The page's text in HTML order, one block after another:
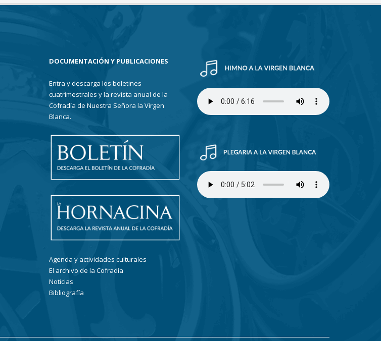
DOCUMENTACIÓN Y PUBLICACIONES
Entra y descarga los boletines
cuatrimestrales y la revista anual de la
Cofradía de Nuestra Señora la Virgen
Blanca.
Agenda y actividades culturales
El archivo de la Cofradía
Noticias
Bibliografía